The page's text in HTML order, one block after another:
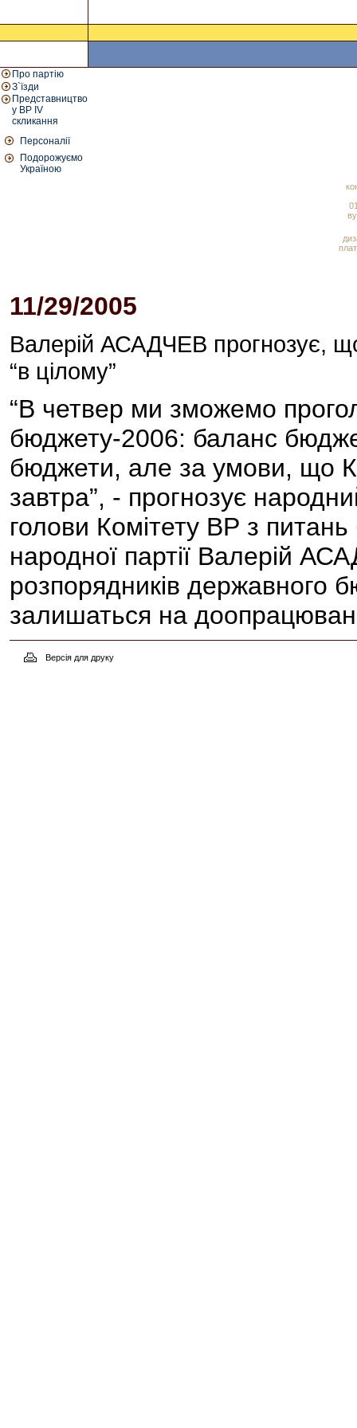
Про партію
З`їзди
Представництво
у ВР IV
скликання
Персоналії
Подорожуємо
Україною
11/29/2005
Валерій АСАДЧЕВ прогнозує,
“в цілому”
“В четвер ми зможемо
бюджету-2006: баланс
бюджети, але за умови, що
завтра”, - прогнозує
голови Комітету ВР з
народної партії Валерій
розпорядників державного
залишаться на
Версія для друку